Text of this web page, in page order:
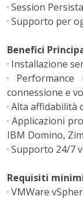
· Session
· Supporto per
Benefici
· Installazione
·
connessione e
· Alta affidabilità
·Applicazioni
IBM Domino,
· Supporto 24/7
Requisiti
· VMWare